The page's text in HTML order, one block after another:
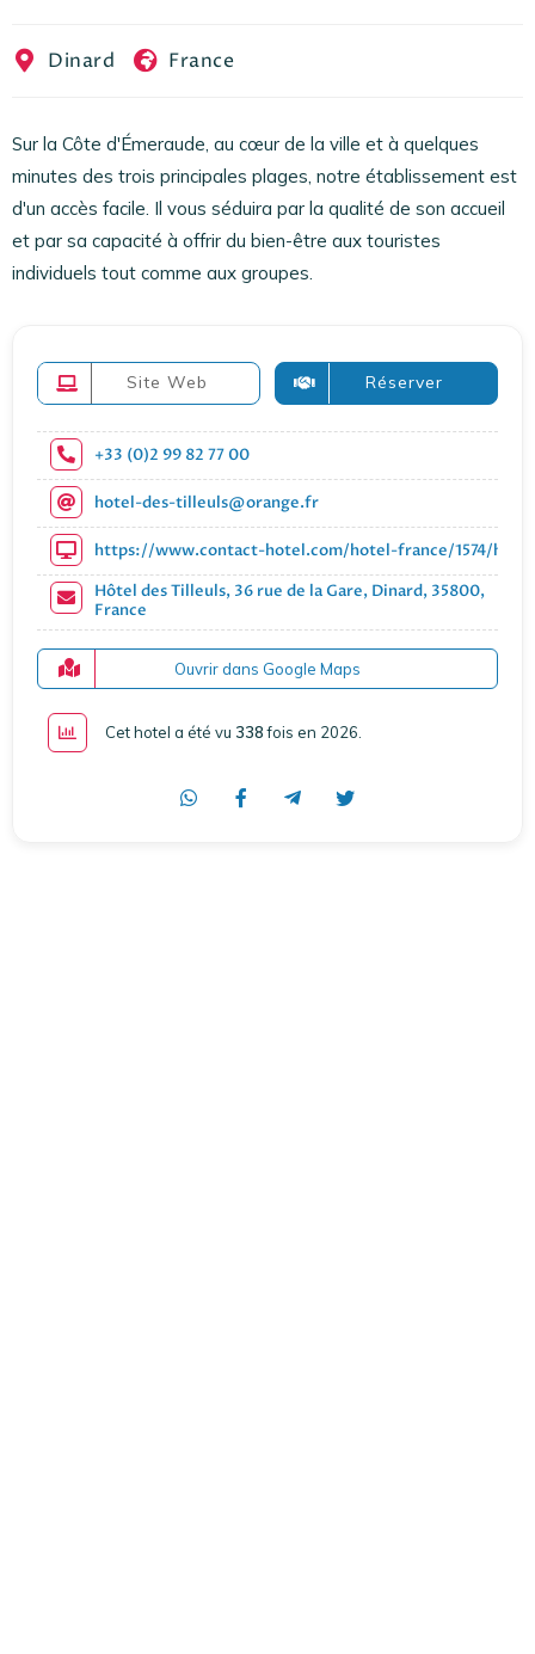
Dinard France
Sur la Côte d'Émeraude, au cœur de la ville et à quelques
minutes des trois principales plages, notre établissement est
d'un accès facile. Il vous séduira par la qualité de son accueil
et par sa capacité à offrir du bien-être aux touristes
individuels tout comme aux groupes.
Site Web Réserver
+33 (0)2 99 82 77 00
hotel-des-tilleuls@orange.fr
https://www.contact-hotel.com/hotel-france/1574/
Hôtel des Tilleuls, 36 rue de la Gare, Dinard, 35800,
France
Ouvrir dans Google Maps
Cet hotel a été vu 338fois en 2026